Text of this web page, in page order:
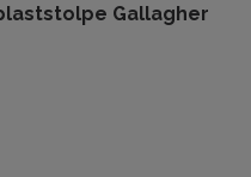
Gallagher